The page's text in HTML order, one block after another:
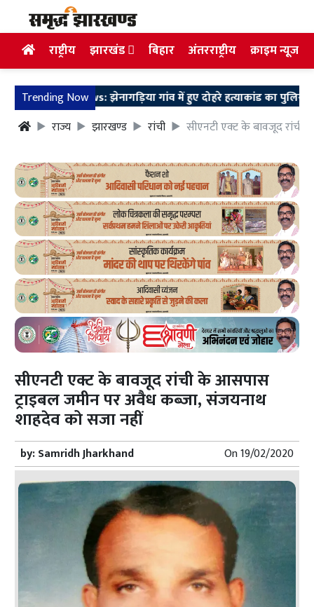
राष्ट्रीय झारखंड बिहार अंतरराष्ट्रीय क्राइम न्यूज
Trending Now
Pakur News: झेनागड़िया गांव में हुए दोहरे हत्याकांड का पुलिस ने 12 घंटे
राज्य
झारखण्ड रांची सीएनटी एक्ट के बावजूद
सीएनटी एक्ट के बावजूद रांची के आसपास
ट्राइबल जमीन पर अवैध कब्जा, संजयनाथ
शाहदेव को सजा नहीं
by:Samridh Jharkhand On19/02/2020